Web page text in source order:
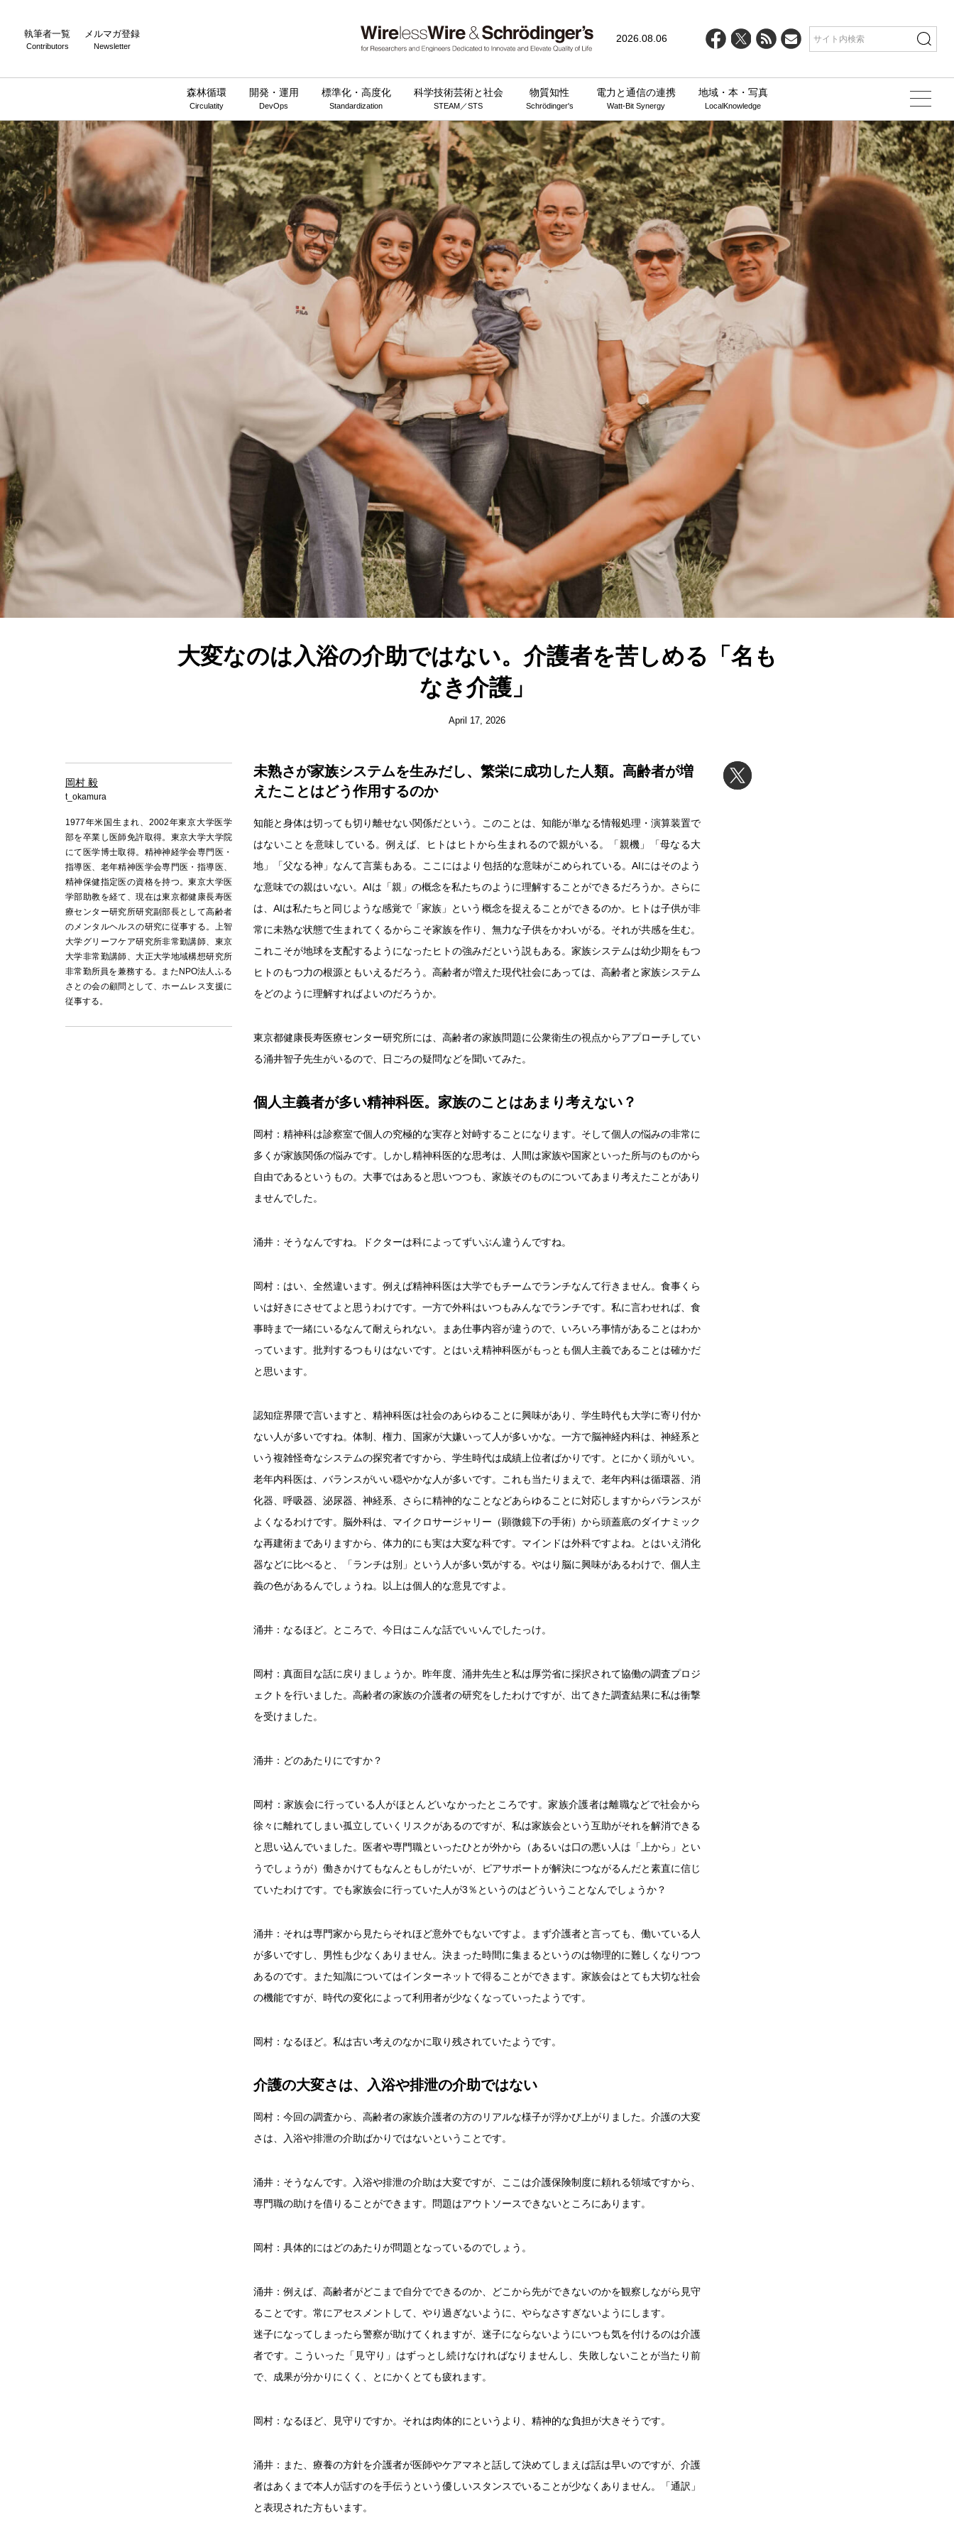
執筆者一覧
Contributors
メルマガ登録
Newsletter
2026.08.06
森林循環
Circulatity
開発・運用
DevOps
標準化・高度化
Standardization
科学技術芸術と社会
STEAM／STS
物質知性
Schrödinger's
電力と通信の連携
Watt-Bit Synergy
地域・本・写真
LocalKnowledge
大変なのは入浴の介助ではない。介護者を苦しめる「名も
なき介護」
April 17, 2026
岡村 毅
t_okamura
1977年米国生まれ、2002年東京大学医学
部を卒業し医師免許取得。東京大学大学院
にて医学博士取得。精神神経学会専門医・
指導医、老年精神医学会専門医・指導医、
精神保健指定医の資格を持つ。東京大学医
学部助教を経て、現在は東京都健康長寿医
療センター研究所研究副部長として高齢者
のメンタルヘルスの研究に従事する。上智
大学グリーフケア研究所非常勤講師、東京
大学非常勤講師、大正大学地域構想研究所
非常勤所員を兼務する。またNPO法人ふる
さとの会の顧問として、ホームレス支援に
従事する。
未熟さが家族システムを生みだし、繁栄に成功した人類。高齢者が増
えたことはどう作用するのか
知能と身体は切っても切り離せない関係だという。このことは、知能が単なる情報処理・演算装置で
はないことを意味している。例えば、ヒトはヒトから生まれるので親がいる。「親機」「母なる大
地」「父なる神」なんて言葉もある。ここにはより包括的な意味がこめられている。AIにはそのよう
な意味での親はいない。AIは「親」の概念を私たちのように理解することができるだろうか。さらに
は、AIは私たちと同じような感覚で「家族」という概念を捉えることができるのか。ヒトは子供が非
常に未熟な状態で生まれてくるからこそ家族を作り、無力な子供をかわいがる。それが共感を生む。
これこそが地球を支配するようになったヒトの強みだという説もある。家族システムは幼少期をもつ
ヒトのもつ力の根源ともいえるだろう。高齢者が増えた現代社会にあっては、高齢者と家族システム
をどのように理解すればよいのだろうか。
東京都健康長寿医療センター研究所には、高齢者の家族問題に公衆衛生の視点からアプローチしてい
る涌井智子先生がいるので、日ごろの疑問などを聞いてみた。
個人主義者が多い精神科医。家族のことはあまり考えない？
岡村：精神科は診察室で個人の究極的な実存と対峙することになります。そして個人の悩みの非常に
多くが家族関係の悩みです。しかし精神科医的な思考は、人間は家族や国家といった所与のものから
自由であるというもの。大事ではあると思いつつも、家族そのものについてあまり考えたことがあり
ませんでした。
涌井：そうなんですね。ドクターは科によってずいぶん違うんですね。
岡村：はい、全然違います。例えば精神科医は大学でもチームでランチなんて行きません。食事くら
いは好きにさせてよと思うわけです。一方で外科はいつもみんなでランチです。私に言わせれば、食
事時まで一緒にいるなんて耐えられない。まあ仕事内容が違うので、いろいろ事情があることはわか
っています。批判するつもりはないです。とはいえ精神科医がもっとも個人主義であることは確かだ
と思います。
認知症界隈で言いますと、精神科医は社会のあらゆることに興味があり、学生時代も大学に寄り付か
ない人が多いですね。体制、権力、国家が大嫌いって人が多いかな。一方で脳神経内科は、神経系と
いう複雑怪奇なシステムの探究者ですから、学生時代は成績上位者ばかりです。とにかく頭がいい。
老年内科医は、バランスがいい穏やかな人が多いです。これも当たりまえで、老年内科は循環器、消
化器、呼吸器、泌尿器、神経系、さらに精神的なことなどあらゆることに対応しますからバランスが
よくなるわけです。脳外科は、マイクロサージャリー（顕微鏡下の手術）から頭蓋底のダイナミック
な再建術までありますから、体力的にも実は大変な科です。マインドは外科ですよね。とはいえ消化
器などに比べると、「ランチは別」という人が多い気がする。やはり脳に興味があるわけで、個人主
義の色があるんでしょうね。以上は個人的な意見ですよ。
涌井：なるほど。ところで、今日はこんな話でいいんでしたっけ。
岡村：真面目な話に戻りましょうか。昨年度、涌井先生と私は厚労省に採択されて協働の調査プロジ
ェクトを行いました。高齢者の家族の介護者の研究をしたわけですが、出てきた調査結果に私は衝撃
を受けました。
涌井：どのあたりにですか？
岡村：家族会に行っている人がほとんどいなかったところです。家族介護者は離職などで社会から
徐々に離れてしまい孤立していくリスクがあるのですが、私は家族会という互助がそれを解消できる
と思い込んでいました。医者や専門職といったひとが外から（あるいは口の悪い人は「上から」とい
うでしょうが）働きかけてもなんともしがたいが、ピアサポートが解決につながるんだと素直に信じ
ていたわけです。でも家族会に行っていた人が3％というのはどういうことなんでしょうか？
涌井：それは専門家から見たらそれほど意外でもないですよ。まず介護者と言っても、働いている人
が多いですし、男性も少なくありません。決まった時間に集まるというのは物理的に難しくなりつつ
あるのです。また知識についてはインターネットで得ることができます。家族会はとても大切な社会
の機能ですが、時代の変化によって利用者が少なくなっていったようです。
岡村：なるほど。私は古い考えのなかに取り残されていたようです。
介護の大変さは、入浴や排泄の介助ではない
岡村：今回の調査から、高齢者の家族介護者の方のリアルな様子が浮かび上がりました。介護の大変
さは、入浴や排泄の介助ばかりではないということです。
涌井：そうなんです。入浴や排泄の介助は大変ですが、ここは介護保険制度に頼れる領域ですから、
専門職の助けを借りることができます。問題はアウトソースできないところにあります。
岡村：具体的にはどのあたりが問題となっているのでしょう。
涌井：例えば、高齢者がどこまで自分でできるのか、どこから先ができないのかを観察しながら見守
ることです。常にアセスメントして、やり過ぎないように、やらなさすぎないようにします。
迷子になってしまったら警察が助けてくれますが、迷子にならないようにいつも気を付けるのは介護
者です。こういった「見守り」はずっとし続けなければなりませんし、失敗しないことが当たり前
で、成果が分かりにくく、とにかくとても疲れます。
岡村：なるほど、見守りですか。それは肉体的にというより、精神的な負担が大きそうです。
涌井：また、療養の方針を介護者が医師やケアマネと話して決めてしまえば話は早いのですが、介護
者はあくまで本人が話すのを手伝うという優しいスタンスでいることが少なくありません。「通訳」
と表現された方もいます。